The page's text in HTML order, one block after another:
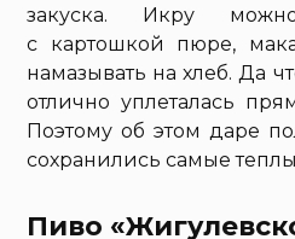
закуска. Икру
с картошкой пюре,
намазывать на хлеб. Да
отлично уплеталась
Поэтому об этом даре
сохранились самые
Пиво